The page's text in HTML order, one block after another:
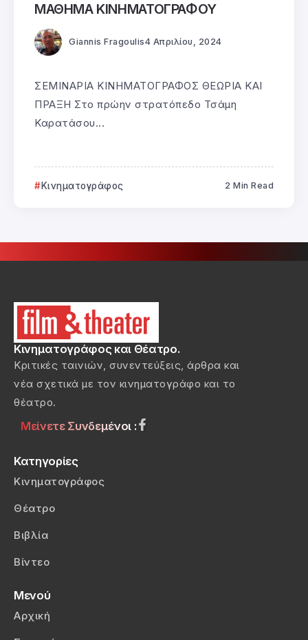
ΜΑΘΗΜΑ ΚΙΝΗΜΑΤΟΓΡΑΦΟΥ
Giannis Fragoulis4 Απριλίου, 2024
ΣΕΜΙΝΑΡΙΑ ΚΙΝΗΜΑΤΟΓΡΑΦΟΣ ΘΕΩΡΙΑ ΚΑΙ
ΠΡΑΞΗ Στο πρώην στρατόπεδο Τσάμη
Καρατάσου...
Κινηματογράφος 2 Min Read
Κινηματογράφος και Θέατρο.
Κριτικές ταινιών, συνεντεύξεις, άρθρα και
νέα σχετικά με τον κινηματογράφο και το
θέατρο.
Μείνετε Συνδεμένοι :
Κατηγορίες
Κινηματογράφος
Θέατρο
Βιβλία
Βίντεο
Μενού
Αρχική